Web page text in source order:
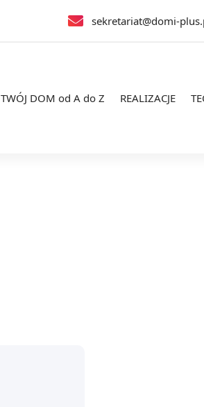
sekretariat@domi-
TWÓJ DOM od A do Z REALIZACJE